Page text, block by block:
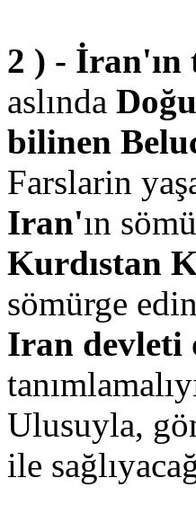
2 ) -
aslında
bilinen
Farslarin
Iran'ın
Kurdıstan
sömürge
Iran devleti
Ulusuyla,
ile